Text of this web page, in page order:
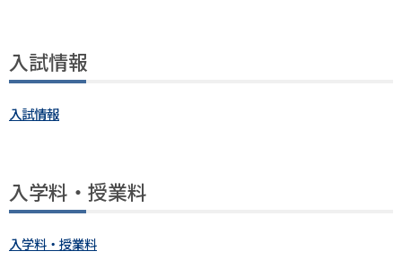
入試情報
入試情報
入学料・授業料
入学料・授業料